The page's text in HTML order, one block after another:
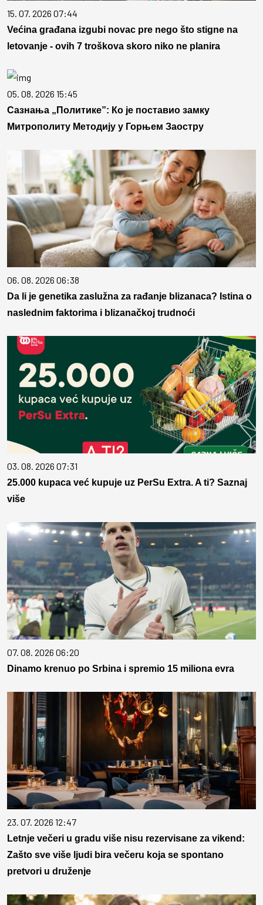
15. 07. 2026 07:44
Većina građana izgubi novac pre nego što stigne na
letovanje - ovih 7 troškova skoro niko ne planira
05. 08. 2026 15:45
Сазнања „Политике”: Ко је поставио замку
Митрополиту Методију у Горњем Заостру
06. 08. 2026 06:38
Da li je genetika zaslužna za rađanje blizanaca? Istina o
naslednim faktorima i blizanačkoj trudnoći
03. 08. 2026 07:31
25.000 kupaca već kupuje uz PerSu Extra. A ti? Saznaj
više
07. 08. 2026 06:20
Dinamo krenuo po Srbina i spremio 15 miliona evra
23. 07. 2026 12:47
Letnje večeri u gradu više nisu rezervisane za vikend:
Zašto sve više ljudi bira večeru koja se spontano
pretvori u druženje